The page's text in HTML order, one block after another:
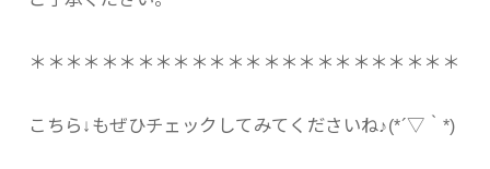
＊＊＊＊＊＊＊＊＊＊＊＊＊＊＊＊＊＊＊＊＊＊＊＊
こちら↓もぜひチェックしてみてくださいね♪(*´▽｀*)